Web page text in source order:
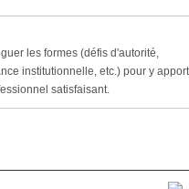
les formes (défis d'autorité,
institutionnelle, etc.) pour y
satisfaisant.